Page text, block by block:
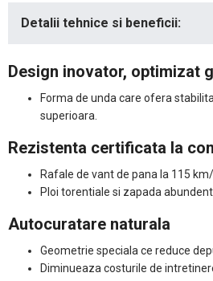
Detalii tehnice si beneficii:
Design inovator, optimizat
Forma de unda care ofera
superioara.
Rezistenta certificata la
Rafale de vant de pana la 115
Ploi torentiale si zapada
Autocuratare naturala
Geometrie speciala ce reduce
Diminueaza costurile de